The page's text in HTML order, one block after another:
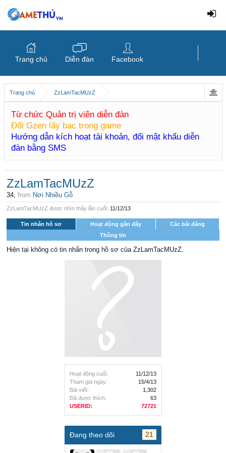
Trang chủ ZzLamTacMUzZ
Từ chức Quản trị viên diễn đàn
Đổi Gzen lấy bạc trong game
Hướng dẫn kích hoạt tài khoản, đổi mật khẩu diễn
đàn bằng SMS
Hoạt động cuối:
11/12/13
Tham gia ngày:
15/4/13
Bài viết:
1,302
Đã được thích:
63
USERID:
72721
Đang theo dõi 21
ZzLamTacMUzZ
34, from Nơi Nhiều Gỗ
ZzLamTacMUzZ được nhìn thấy lần cuối: 11/12/13
Tin nhắn hồ sơ Hoạt động gần đây
Các bài đăng
Thông tin
Hiện tại không có tin nhắn trong hồ sơ của ZzLamTacMUzZ.
Trang chủ Diễn đàn Facebook